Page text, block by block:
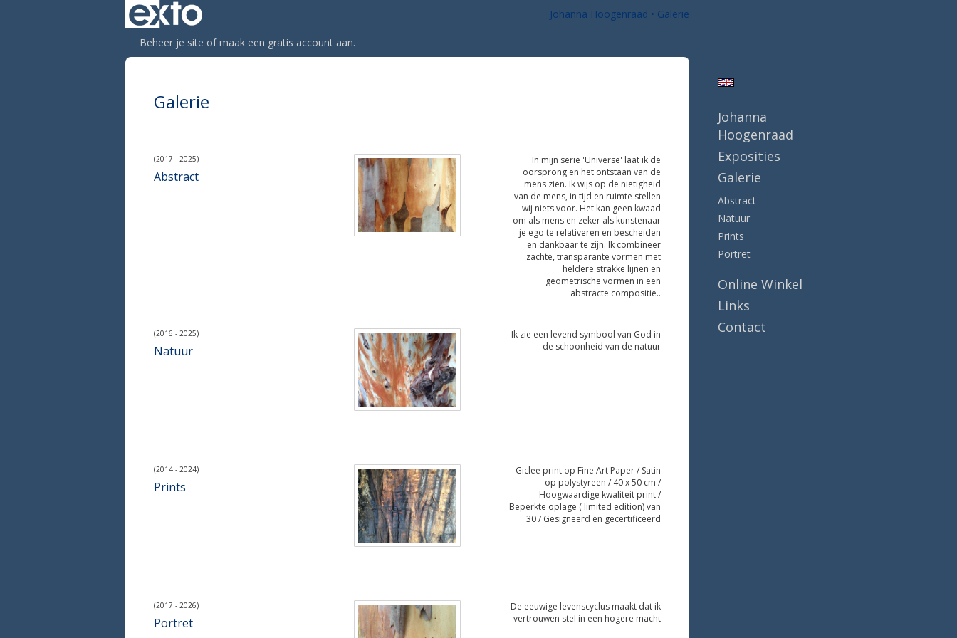
Johanna Hoogenraad Galerie
Beheer je site ofmaak een gratis account aan.
Galerie
Abstract
(2017 - 2025)
In mijn serie 'Universe' laat ik de
oorsprong en het ontstaan van de
mens zien. Ik wijs op de nietigheid
van de mens, in tijd en ruimte stellen
wij niets voor. Het kan geen kwaad
om als mens en zeker als kunstenaar
je ego te relativeren en bescheiden
en dankbaar te zijn. Ik combineer
zachte, transparante vormen met
heldere strakke lijnen en
geometrische vormen in een
abstracte compositie..
Natuur
(2016 - 2025)
Ik zie een levend symbool van God in
de schoonheid van de natuur
Prints
(2014 - 2024)
Giclee print op Fine Art Paper / Satin
op polystyreen / 40 x 50 cm /
Hoogwaardige kwaliteit print /
Beperkte oplage ( limited edition) van
30 / Gesigneerd en gecertificeerd
Portret
(2017 - 2026)
De eeuwige levenscyclus maakt dat ik
vertrouwen stel in een hogere macht
Johanna
Hoogenraad
Exposities
Galerie
Abstract
Natuur
Prints
Portret
Online Winkel
Links
Contact